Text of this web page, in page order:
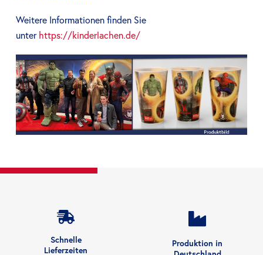
Weitere Informationen finden Sie
unter https://kinderlachen.de/
Schnelle
Lieferzeiten
Produktion in